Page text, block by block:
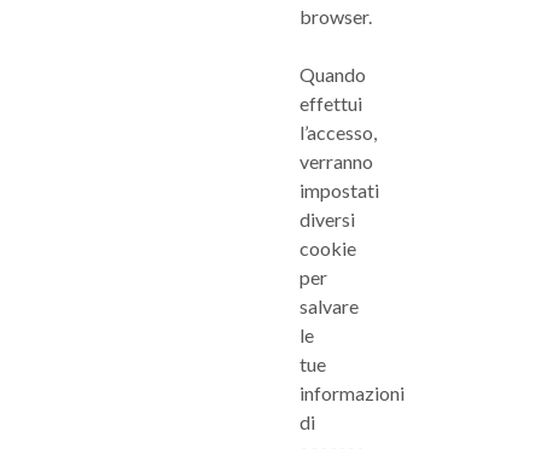
browser.
Quando
effettui
l’accesso,
verranno
impostati
diversi
cookie
per
salvare
le
tue
informazioni
di